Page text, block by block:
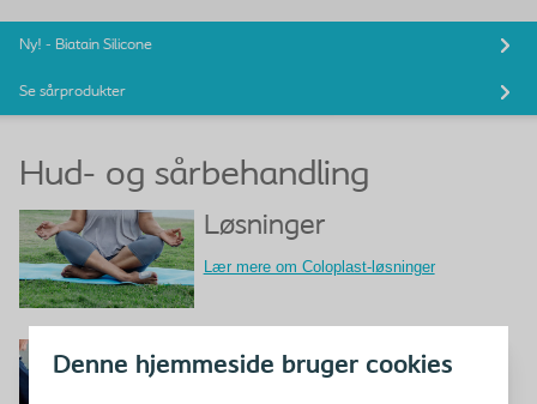
Denne hjemmeside bruger cookies
Ny! - Biatain Silicone
Se sårprodukter
Hud- og sårbehandling
Løsninger
Lær mere om Coloplast-løsninger
Uddannelse